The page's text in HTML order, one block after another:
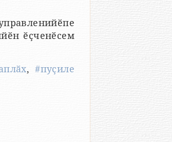
ӗҫченӗсем
,#пуҫиле